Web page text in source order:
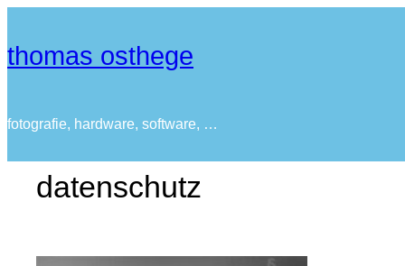
thomas osthege
fotografie, hardware, software, …
datenschutz